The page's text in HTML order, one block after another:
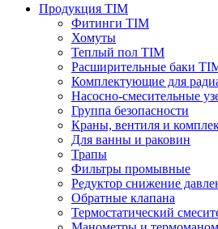
Продукция TIM
Фитинги TIM
Хомуты
Теплый пол TIM
Расширительные баки
Комплектующие для
Насосно-смесительные
Группа безопасности
Краны, вентиля и
Для ванны и раковин
Трапы
Фильтры промывные
Редуктор снижение
Обратные клапана
Термостатический